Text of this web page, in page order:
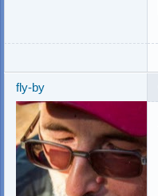
fly-by